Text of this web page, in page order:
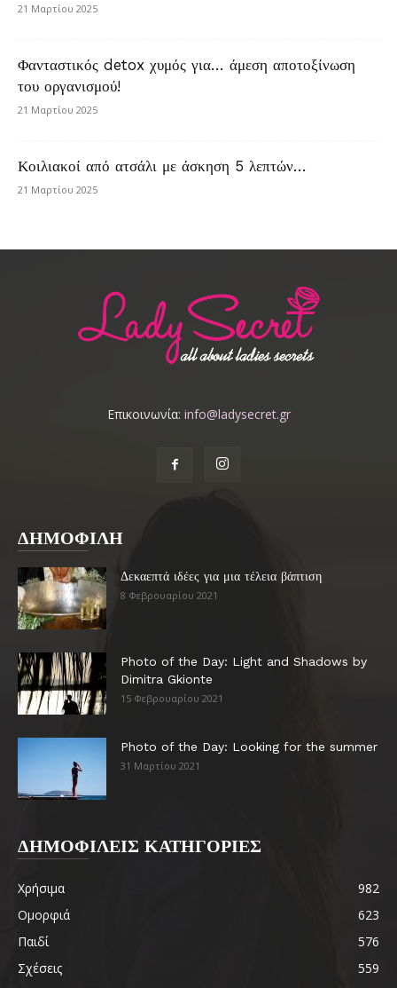
21 Μαρτίου 2025
Φανταστικός detox χυμός για… άμεση αποτοξίνωση
του οργανισμού!
21 Μαρτίου 2025
Κοιλιακοί από ατσάλι με άσκηση 5 λεπτών…
21 Μαρτίου 2025
Επικοινωνία: info@ladysecret.gr
ΔΗΜΟΦΙΛΗ
Δεκαεπτά ιδέες για μια τέλεια βάπτιση
8 Φεβρουαρίου 2021
Photo of the Day: Light and Shadows by
Dimitra Gkionte
15 Φεβρουαρίου 2021
Photo of the Day: Looking for the summer
31 Μαρτίου 2021
ΔΗΜΟΦΙΛΕΙΣ ΚΑΤΗΓΟΡΙΕΣ
Χρήσιμα
982
Ομορφιά
623
Παιδί
576
Σχέσεις
559